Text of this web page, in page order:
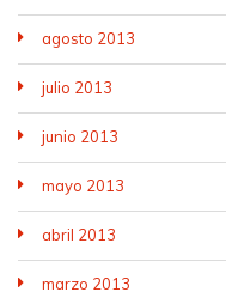
agosto 2013
julio 2013
junio 2013
mayo 2013
abril 2013
marzo 2013